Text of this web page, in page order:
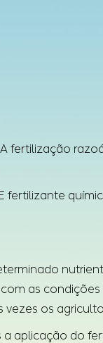
E fertilizante
as
os
aplicação do